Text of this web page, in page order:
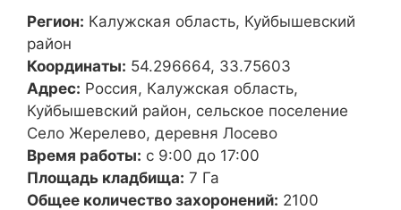
Регион: Калужская область, Куйбышевский
район
Координаты: 54.296664, 33.75603
Адрес: Россия, Калужская область,
Куйбышевский район, сельское поселение
Село Жерелево, деревня Лосево
Время работы: с 9:00 до 17:00
Площадь кладбища: 7 Га
Общее количество захоронений: 2100